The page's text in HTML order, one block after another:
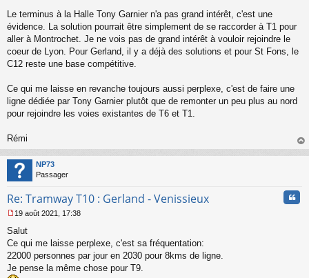
g
e
n
o
u
Le terminus à la Halle Tony Garnier n'a pas grand intérêt, c'est une
évidence. La solution pourrait être simplement de se raccorder à T1 pour
aller à Montrochet. Je ne vois pas de grand intérêt à vouloir rejoindre le
coeur de Lyon. Pour Gerland, il y a déjà des solutions et pour St Fons, le
C12 reste une base compétitive.
Ce qui me laisse en revanche toujours aussi perplexe, c'est de faire une
ligne dédiée par Tony Garnier plutôt que de remonter un peu plus au nord
pour rejoindre les voies existantes de T6 et T1.
Rémi
au
NP73
Passager
Re: Tramway T10 : Gerland - Venissieux
e
s
s
g
19 août 2021, 17:38
Salut
Ce qui me laisse perplexe, c'est sa fréquentation:
22000 personnes par jour en 2030 pour 8kms de ligne.
Je pense la même chose pour T9.